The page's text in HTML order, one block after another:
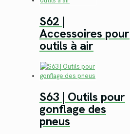
S62 |
Accessoires pour
outils à air
S63 | Outils pour
gonflage des
pneus